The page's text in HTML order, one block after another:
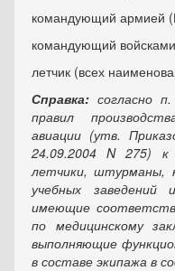
командующий армией
командующий
летчик (всех
Справка: согласно
правил
авиации (утв.
24.09.2004 N 275) к
летчики, штурманы,
учебных заведений
имеющие
по медицинскому
выполняющие
в составе экипажа в